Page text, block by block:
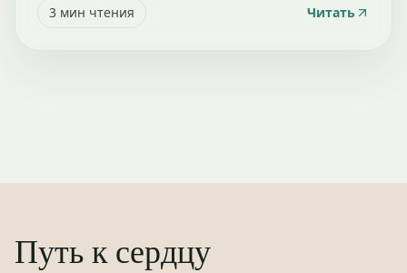
3 мин чтения Читать
Путь к сердцу